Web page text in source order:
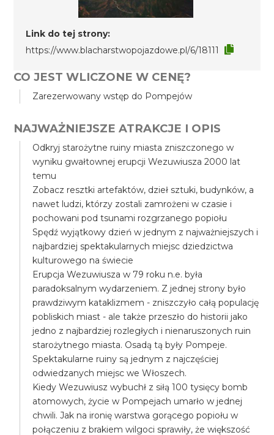
Link do tej strony:
https://www.blacharstwopojazdowe.pl/6/18111
CO JEST WLICZONE W CENĘ?
Zarezerwowany wstęp do Pompejów
NAJWAŻNIEJSZE ATRAKCJE I OPIS
Odkryj starożytne ruiny miasta zniszczonego w
wyniku gwałtownej erupcji Wezuwiusza 2000 lat
temu
Zobacz resztki artefaktów, dzieł sztuki, budynków, a
nawet ludzi, którzy zostali zamrożeni w czasie i
pochowani pod tsunami rozgrzanego popiołu
Spędź wyjątkowy dzień w jednym z najważniejszych i
najbardziej spektakularnych miejsc dziedzictwa
kulturowego na świecie
Erupcja Wezuwiusza w 79 roku n.e. była
paradoksalnym wydarzeniem. Z jednej strony było
prawdziwym kataklizmem - zniszczyło całą populację
pobliskich miast - ale także przeszło do historii jako
jedno z najbardziej rozległych i nienaruszonych ruin
starożytnego miasta. Osadą tą były Pompeje.
Spektakularne ruiny są jednym z najczęściej
odwiedzanych miejsc we Włoszech.
Kiedy Wezuwiusz wybuchł z siłą 100 tysięcy bomb
atomowych, życie w Pompejach umarło w jednej
chwili. Jak na ironię warstwa gorącego popiołu w
połączeniu z brakiem wilgoci sprawiły, że większość